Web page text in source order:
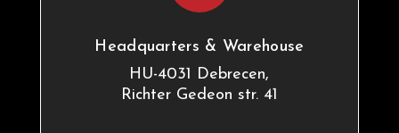
Headquarters & Warehouse
HU-4031 Debrecen,
Richter Gedeon str. 41